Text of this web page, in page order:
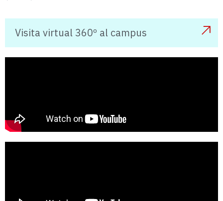
Visita virtual 360º al campus